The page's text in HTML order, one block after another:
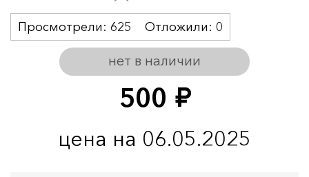
500 руб.
цена на 06.05.2025
нет в наличии
Просмотрели: 625 Отложили: 0